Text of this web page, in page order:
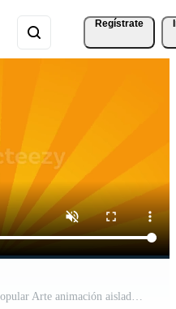
Regístrate
retro ligero naranja rayos de sol popular Arte animación aislado en naranja antecedentes Vídeo Pro